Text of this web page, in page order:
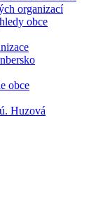
organizací
obce
obce
Huzová